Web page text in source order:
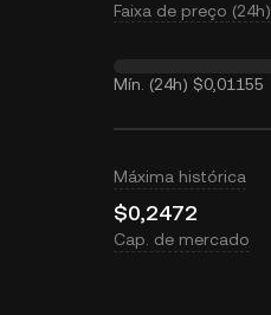
Faixa de preço (24h)
Mín. (24h) $0,01155
Máxima histórica
$0,2472
Cap. de mercado